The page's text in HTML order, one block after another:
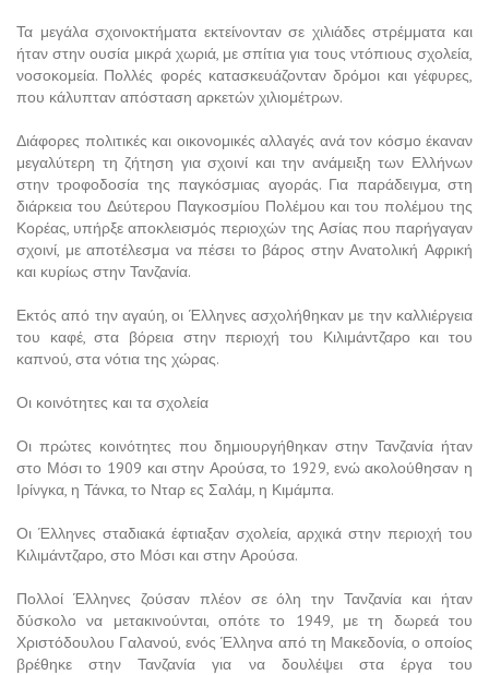
Τα μεγάλα σχοινοκτήματα εκτείνονταν σε χιλιάδες στρέμματα και
ήταν στην ουσία μικρά χωριά, με σπίτια για τους ντόπιους σχολεία,
νοσοκομεία. Πολλές φορές κατασκευάζονταν δρόμοι και γέφυρες,
που κάλυπταν απόσταση αρκετών χιλιομέτρων.
Διάφορες πολιτικές και οικονομικές αλλαγές ανά τον κόσμο έκαναν
μεγαλύτερη τη ζήτηση για σχοινί και την ανάμειξη των Ελλήνων
στην τροφοδοσία της παγκόσμιας αγοράς. Για παράδειγμα, στη
διάρκεια του Δεύτερου Παγκοσμίου Πολέμου και του πολέμου της
Κορέας, υπήρξε αποκλεισμός περιοχών της Ασίας που παρήγαγαν
σχοινί, με αποτέλεσμα να πέσει το βάρος στην Ανατολική Αφρική
και κυρίως στην Τανζανία.
Εκτός από την αγαύη, οι Έλληνες ασχολήθηκαν με την καλλιέργεια
του καφέ, στα βόρεια στην περιοχή του Κιλιμάντζαρο και του
καπνού, στα νότια της χώρας.
Οι κοινότητες και τα σχολεία
Οι πρώτες κοινότητες που δημιουργήθηκαν στην Τανζανία ήταν
στο Μόσι το 1909 και στην Αρούσα, το 1929, ενώ ακολούθησαν η
Ιρίνγκα, η Τάνκα, το Νταρ ες Σαλάμ, η Κιμάμπα.
Οι Έλληνες σταδιακά έφτιαξαν σχολεία, αρχικά στην περιοχή του
Κιλιμάντζαρο, στο Μόσι και στην Αρούσα.
Πολλοί Έλληνες ζούσαν πλέον σε όλη την Τανζανία και ήταν
δύσκολο να μετακινούνται, οπότε το 1949, με τη δωρεά του
Χριστόδουλου Γαλανού, ενός Έλληνα από τη Μακεδονία, ο οποίος
βρέθηκε στην Τανζανία για να δουλέψει στα έργα του